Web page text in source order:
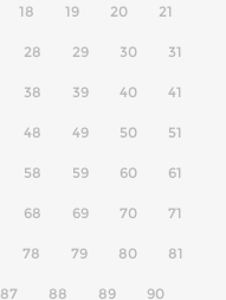
18 19 20 21
28 29 30 31
38 39 40 41
48 49 50 51
58 59 60 61
68 69 70 71
78 79 80 81
87 88 89 90